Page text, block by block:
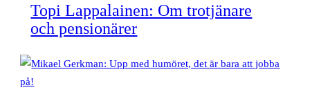
Topi Lappalainen: Om trotjänare
och pensionärer